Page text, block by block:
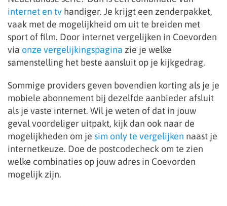
internet en tv handiger. Je krijgt een zenderpakket,
vaak met de mogelijkheid om uit te breiden met
sport of film. Door internet vergelijken in Coevorden
via onze vergelijkingspagina zie je welke
samenstelling het beste aansluit op je kijkgedrag.
Sommige providers geven bovendien korting als je je
mobiele abonnement bij dezelfde aanbieder afsluit
als je vaste internet. Wil je weten of dat in jouw
geval voordeliger uitpakt, kijk dan ook naar de
mogelijkheden om je sim only te vergelijken naast je
internetkeuze. Doe de postcodecheck om te zien
welke combinaties op jouw adres in Coevorden
mogelijk zijn.